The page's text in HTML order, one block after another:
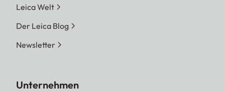
Leica Welt
Der Leica Blog
Newsletter
Unternehmen